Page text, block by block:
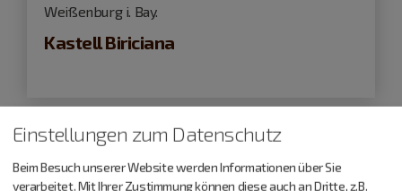
Weißenburg i. Bay.
Kastell Biriciana
Einstellungen zum Datenschutz
Beim Besuch unserer Website werden Informationen über Sie
verarbeitet. Mit Ihrer Zustimmung können diese auch an Dritte, z.B.